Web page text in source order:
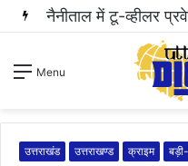
Menu
उत्तराखंड उत्तराखण्ड क्राइम